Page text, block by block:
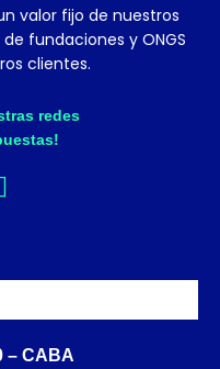
valor fijo de nuestros
fundaciones y ONGS
clientes.
redes
– CABA